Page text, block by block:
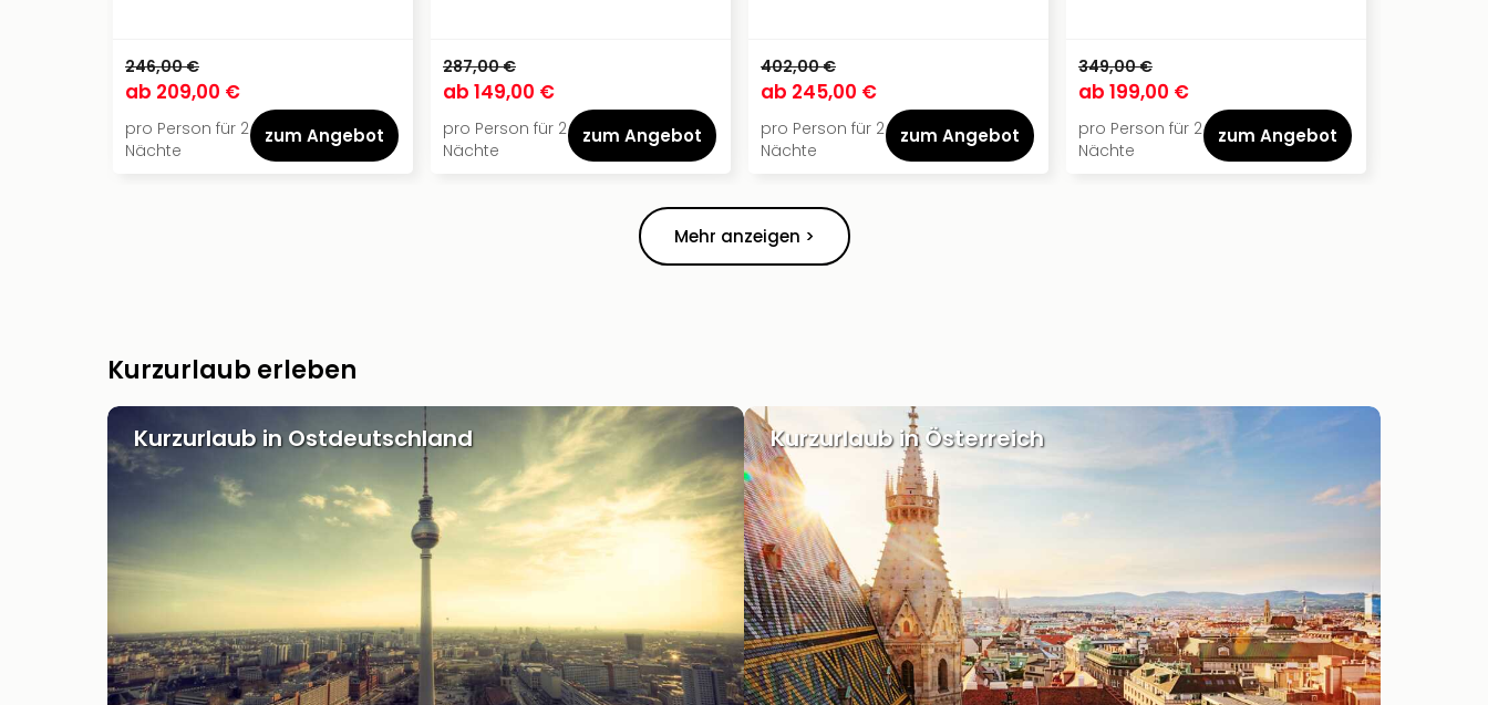
246,00 €
ab 209,00 €
pro Person für 2
Nächte
zum Angebot
287,00 €
ab 149,00 €
pro Person für 2
Nächte
zum Angebot
402,00 €
ab 245,00 €
pro Person für 2
Nächte
zum Angebot
349,00 €
ab 199,00 €
pro Person für 2
Nächte
zum Angebot
Mehr anzeigen >
Kurzurlaub erleben
Kurzurlaub in Ostdeutschland Kurzurlaub in Österreich